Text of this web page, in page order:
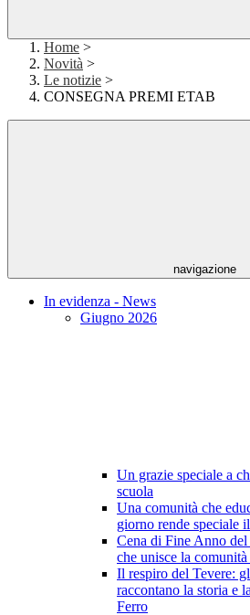
Home >
Novità >
Le notizie >
CONSEGNA PREMI ETAB
navigazione
In evidenza - News
Giugno 2026
Un grazie speciale a
scuola
Una comunità che
giorno rende speciale
Cena di Fine Anno
che unisce la comunità
Il respiro del Tevere:
raccontano la storia e
Ferro